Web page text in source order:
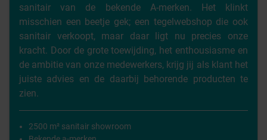
sanitair van de bekende A-merken. Het klinkt
misschien een beetje gek; een tegelwebshop die ook
sanitair verkoopt, maar daar ligt nu precies onze
kracht. Door de grote toewijding, het enthousiasme en
de ambitie van onze medewerkers, krijg jij als klant het
juiste advies en de daarbij behorende producten te
zien.
2500 m² sanitair showroom